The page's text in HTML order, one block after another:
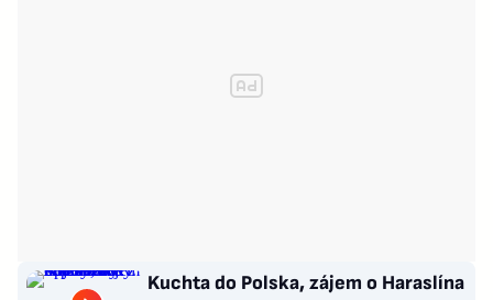
Kuchta do Polska, zájem o Haraslína